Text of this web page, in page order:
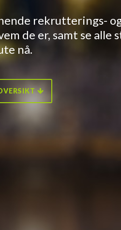
rekrutterings-
de er, samt se alle
nå.